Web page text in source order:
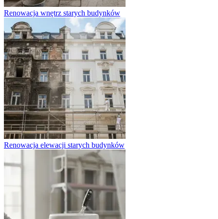
Renowacja wnętrz starych budynków
Renowacja elewacji starych budynków